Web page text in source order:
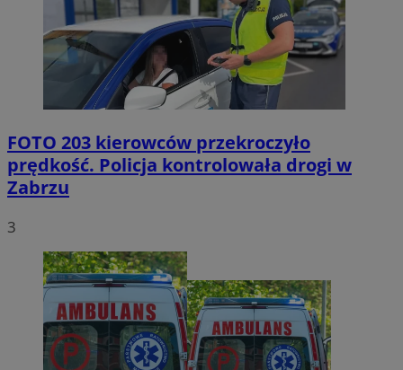
FOTO 203 kierowców przekroczyło
prędkość. Policja kontrolowała drogi w
Zabrzu
3